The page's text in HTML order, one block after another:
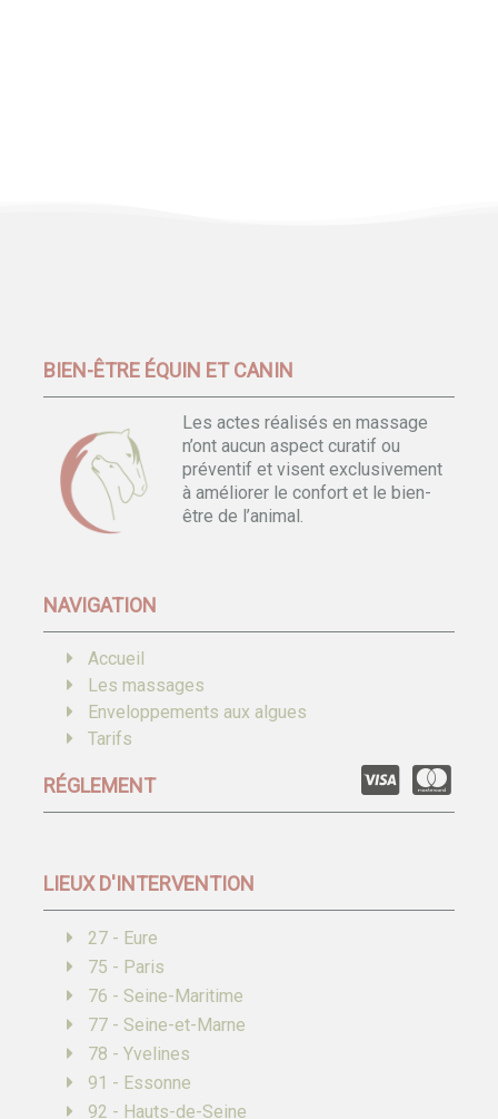
BIEN-ÊTRE ÉQUIN ET CANIN
Les actes réalisés en massage
n’ont aucun aspect curatif ou
préventif et visent exclusivement
à améliorer le confort et le bien-
être de l’animal.
NAVIGATION
Accueil
Les massages
Enveloppements aux algues
Tarifs
RÉGLEMENT
LIEUX D'INTERVENTION
27 - Eure
75 - Paris
76 - Seine-Maritime
77 - Seine-et-Marne
78 - Yvelines
91 - Essonne
92 - Hauts-de-Seine